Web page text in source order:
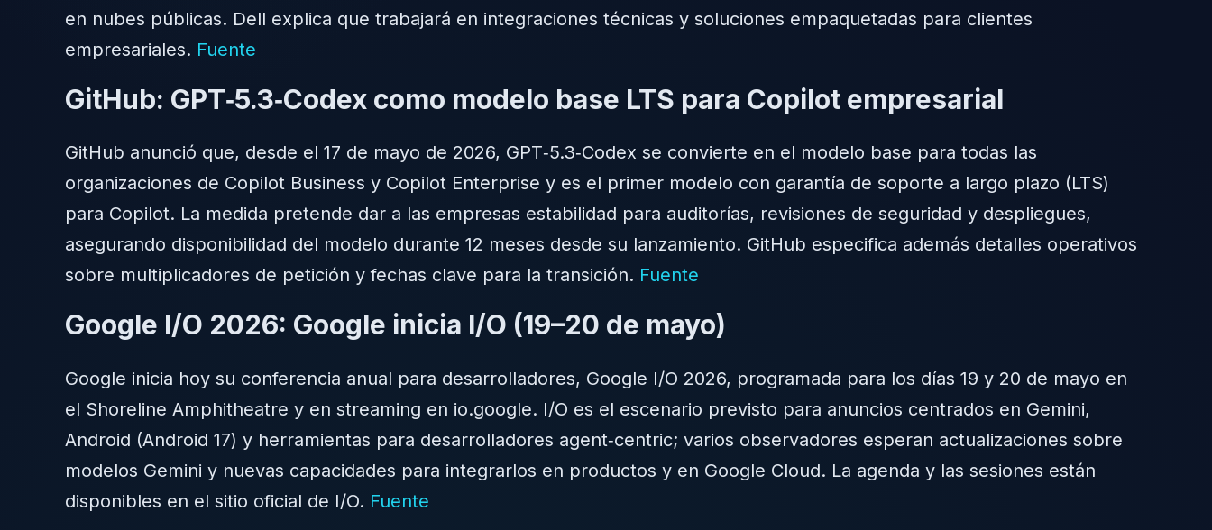
en nubes públicas. Dell explica que trabajará en integraciones técnicas y soluciones empaquetadas para clientes
empresariales. Fuente
GitHub: GPT‑5.3‑Codex como modelo base LTS para Copilot empresarial
GitHub anunció que, desde el 17 de mayo de 2026, GPT‑5.3‑Codex se convierte en el modelo base para todas las
organizaciones de Copilot Business y Copilot Enterprise y es el primer modelo con garantía de soporte a largo plazo (LTS)
para Copilot. La medida pretende dar a las empresas estabilidad para auditorías, revisiones de seguridad y despliegues,
asegurando disponibilidad del modelo durante 12 meses desde su lanzamiento. GitHub especifica además detalles operativos
sobre multiplicadores de petición y fechas clave para la transición. Fuente
Google I/O 2026: Google inicia I/O (19–20 de mayo)
Google inicia hoy su conferencia anual para desarrolladores, Google I/O 2026, programada para los días 19 y 20 de mayo en
el Shoreline Amphitheatre y en streaming en io.google. I/O es el escenario previsto para anuncios centrados en Gemini,
Android (Android 17) y herramientas para desarrolladores agent‑centric; varios observadores esperan actualizaciones sobre
modelos Gemini y nuevas capacidades para integrarlos en productos y en Google Cloud. La agenda y las sesiones están
disponibles en el sitio oficial de I/O. Fuente